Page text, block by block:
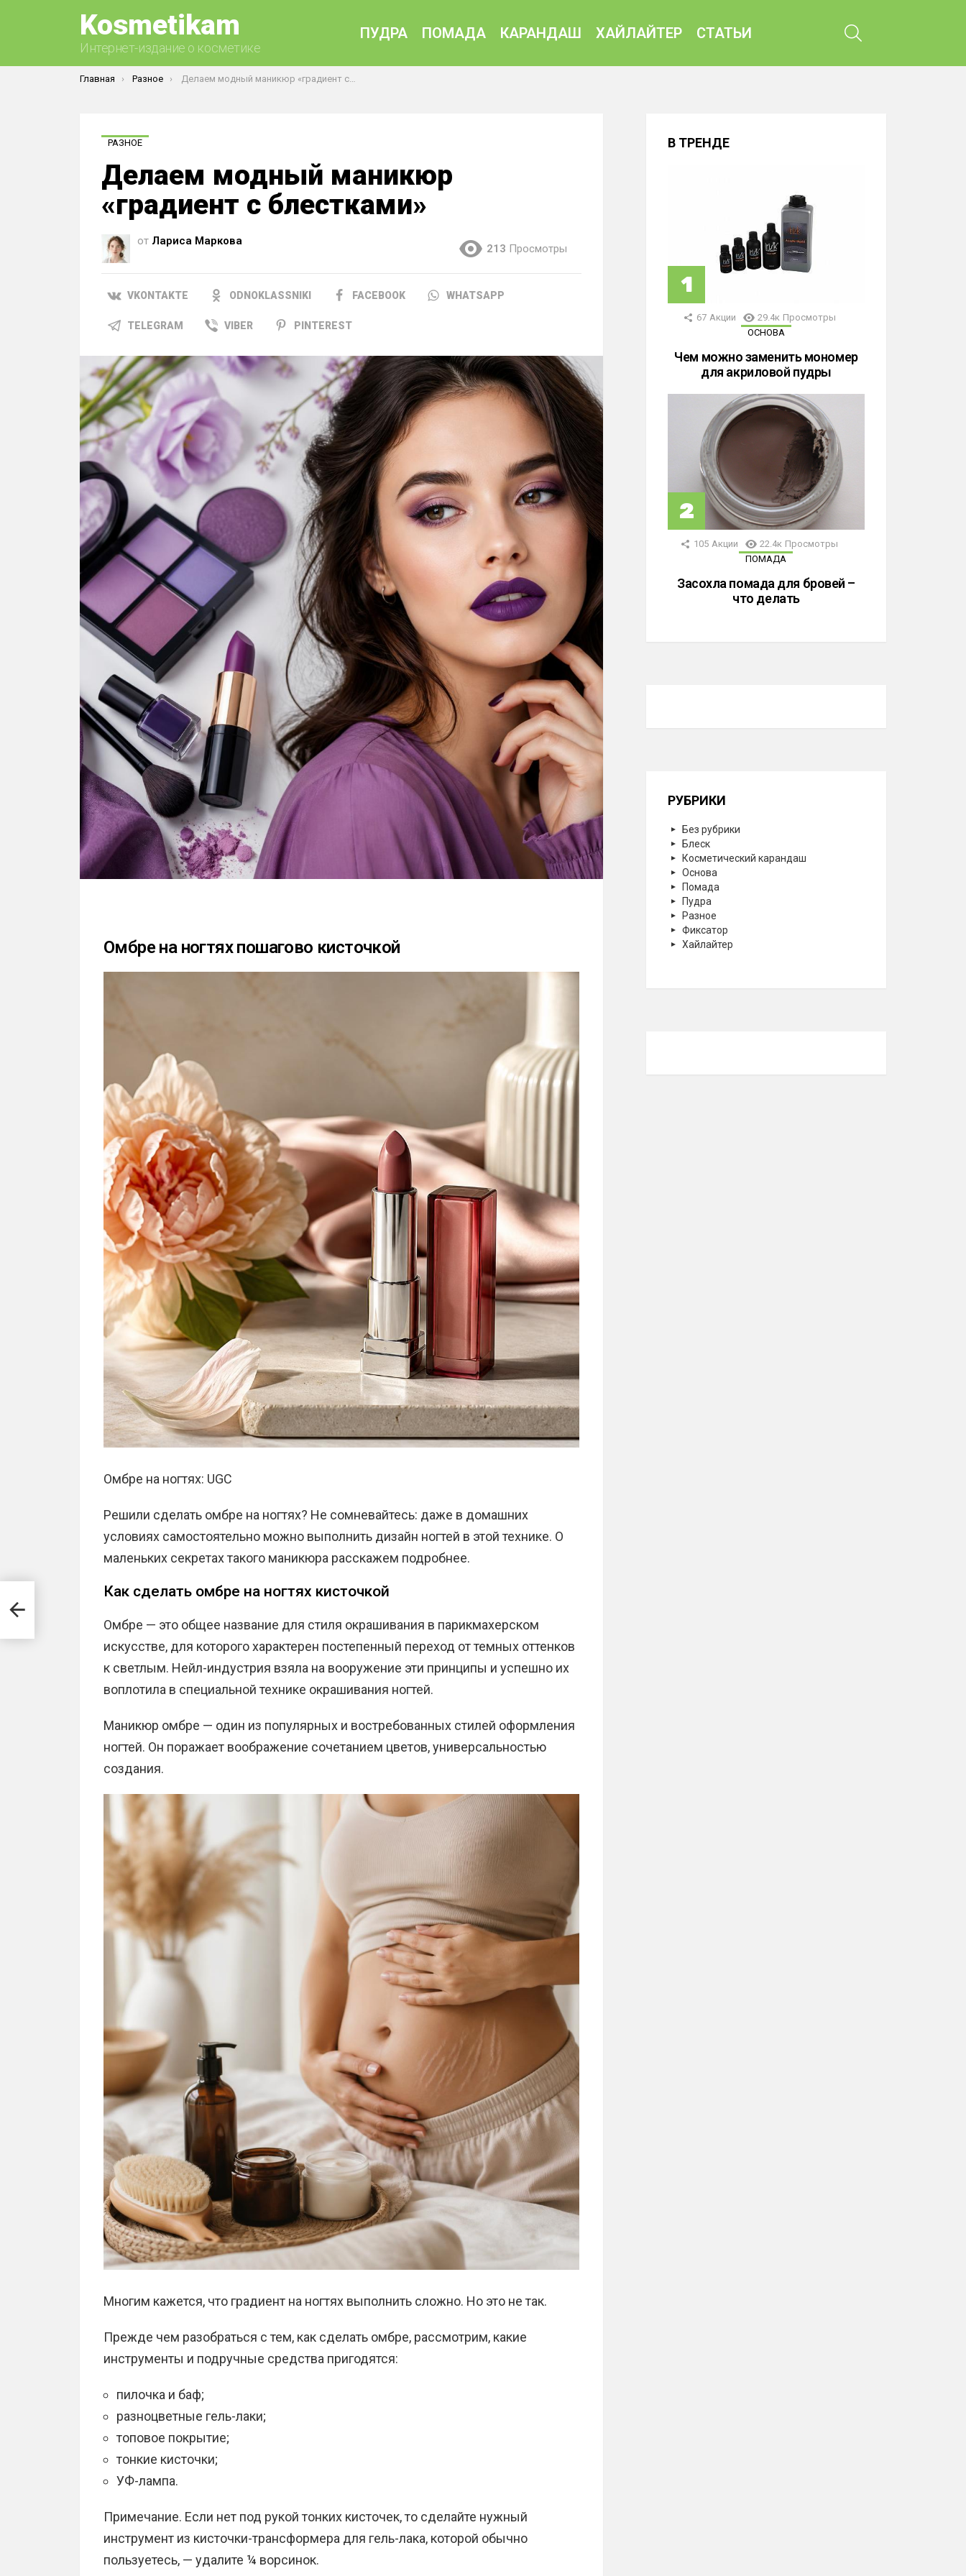
Kosmetikam
Интернет-издание о косметике
ПУДРА ПОМАДА КАРАНДАШ ХАЙЛАЙТЕР СТАТЬИ
Вы здесь:
Главная Разное Делаем модный маникюр «градиент с блестками»
РАЗНОЕ
Делаем модный маникюр
«градиент с блестками»
от Лариса Маркова
213 Просмотры
VKONTAKTE ODNOKLASSNIKI FACEBOOK WHATSAPP
TELEGRAM VIBER PINTEREST
Омбре на ногтях пошагово кисточкой
Омбре на ногтях: UGC
Решили сделать омбре на ногтях? Не сомневайтесь: даже в домашних
условиях самостоятельно можно выполнить дизайн ногтей в этой технике. О
маленьких секретах такого маникюра расскажем подробнее.
Как сделать омбре на ногтях кисточкой
Омбре — это общее название для стиля окрашивания в парикмахерском
искусстве, для которого характерен постепенный переход от темных оттенков
к светлым. Нейл-индустрия взяла на вооружение эти принципы и успешно их
воплотила в специальной технике окрашивания ногтей.
Маникюр омбре — один из популярных и востребованных стилей оформления
ногтей. Он поражает воображение сочетанием цветов, универсальностью
создания.
Многим кажется, что градиент на ногтях выполнить сложно. Но это не так.
Прежде чем разобраться с тем, как сделать омбре, рассмотрим, какие
инструменты и подручные средства пригодятся:
пилочка и баф;
разноцветные гель-лаки;
топовое покрытие;
тонкие кисточки;
УФ-лампа.
Примечание. Если нет под рукой тонких кисточек, то сделайте нужный
инструмент из кисточки-трансформера для гель-лака, которой обычно
пользуетесь, — удалите ¼ ворсинок.
В ТРЕНДЕ
67 Акции 29.4к Просмотры
ОСНОВА
Чем можно заменить мономер
для акриловой пудры
105 Акции 22.4к Просмотры
ПОМАДА
Засохла помада для бровей –
что делать
РУБРИКИ
Без рубрики
Блеск
Косметический карандаш
Основа
Помада
Пудра
Разное
Фиксатор
Хайлайтер